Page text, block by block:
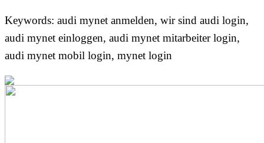
Keywords: audi mynet anmelden, wir sind audi login,
audi mynet einloggen, audi mynet mitarbeiter login,
audi mynet mobil login, mynet login